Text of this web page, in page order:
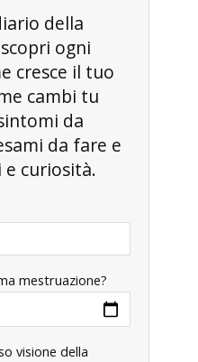
della
ogni
cresce il tuo
cambi tu
da
da fare e
curiosità.
mestruazione?
visione della